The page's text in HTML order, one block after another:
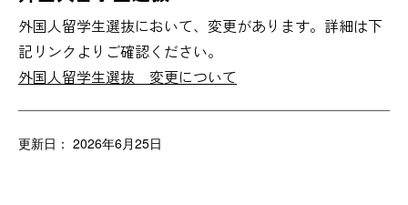
外国人留学生選抜において、変更があります。詳細は下
記リンクよりご確認ください。
外国人留学生選抜 変更について
更新日： 2026年6月25日